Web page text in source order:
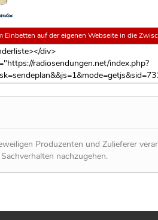
Einbetten auf der eigenen Webseite in die
Produzenten und Zulieferer
nachzugehen.